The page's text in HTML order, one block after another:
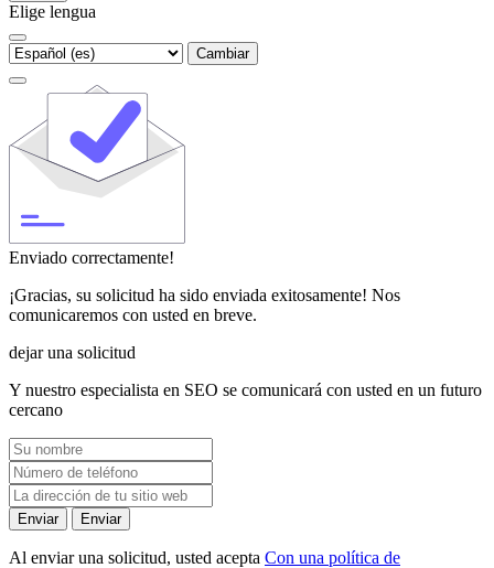
Elige lengua
Cambiar
Enviado correctamente!
¡Gracias, su solicitud ha sido enviada exitosamente! Nos
comunicaremos con usted en breve.
dejar una solicitud
Y nuestro especialista en SEO se comunicará con usted en un futuro
cercano
Enviar Enviar
Al enviar una solicitud, usted acepta Con una política de